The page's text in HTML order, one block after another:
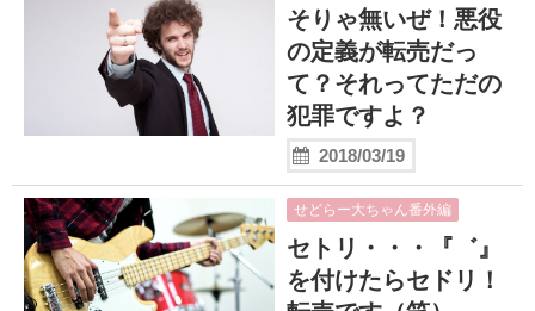
そりゃ無いぜ！悪役
の定義が転売だっ
て？それってただの
犯罪ですよ？
2018/03/19
せどらー大ちゃん番外編
セトリ・・・『゛』
を付けたらセドリ！